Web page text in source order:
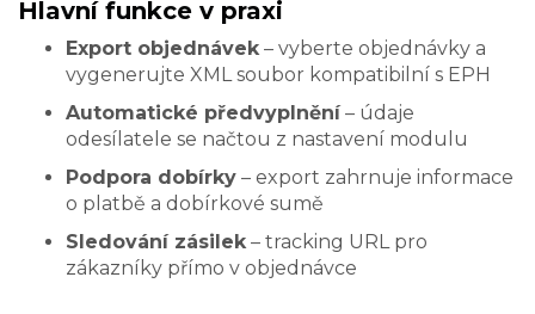
Hlavní funkce v praxi
Export objednávek– vyberte objednávky a
vygenerujte XML soubor kompatibilní s EPH
Automatické předvyplnění– údaje
odesílatele se načtou z nastavení modulu
Podpora dobírky – export zahrnuje informace
o platbě a dobírkové sumě
Sledování zásilek– tracking URL pro
zákazníky přímo v objednávce